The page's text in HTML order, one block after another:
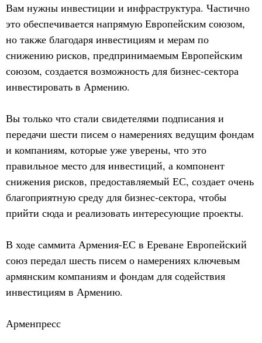
Вам нужны инвестиции и инфраструктура. Частично
это обеспечивается напрямую Европейским союзом,
но также благодаря инвестициям и мерам по
снижению рисков, предпринимаемым Европейским
союзом, создается возможность для бизнес-сектора
инвестировать в Армению.
Вы только что стали свидетелями подписания и
передачи шести писем о намерениях ведущим фондам
и компаниям, которые уже уверены, что это
правильное место для инвестиций, а компонент
снижения рисков, предоставляемый ЕС, создает очень
благоприятную среду для бизнес-сектора, чтобы
прийти сюда и реализовать интересующие проекты.
В ходе саммита Армения-ЕС в Ереване Европейский
союз передал шесть писем о намерениях ключевым
армянским компаниям и фондам для содействия
инвестициям в Армению.
Арменпресс